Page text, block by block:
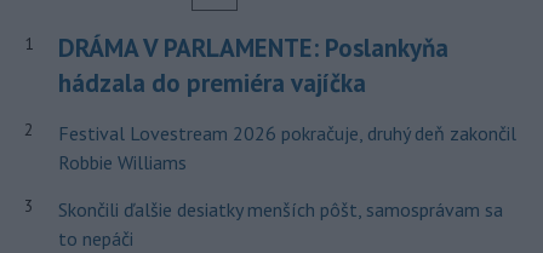
1
DRÁMA V PARLAMENTE: Poslankyňa
hádzala do premiéra vajíčka
2
Festival Lovestream 2026 pokračuje, druhý deň zakončil
Robbie Williams
3
Skončili ďalšie desiatky menších pôšt, samosprávam sa
to nepáči